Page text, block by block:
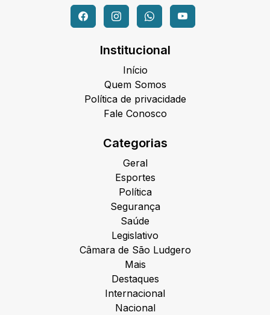
Institucional
Início
Quem Somos
Política de privacidade
Fale Conosco
Categorias
Geral
Esportes
Política
Segurança
Saúde
Legislativo
Câmara de São Ludgero
Mais
Destaques
Internacional
Nacional